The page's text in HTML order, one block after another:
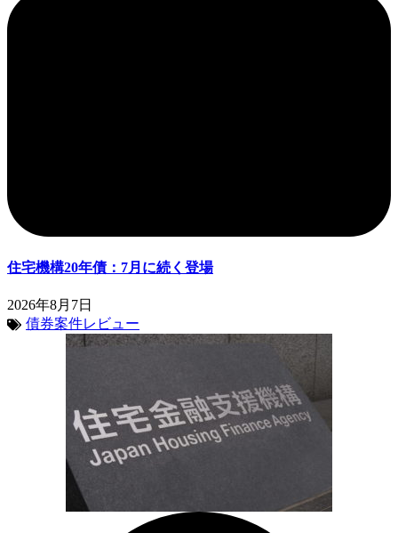
住宅機構20年債：7月に続く登場
2026年8月7日
債券案件レビュー